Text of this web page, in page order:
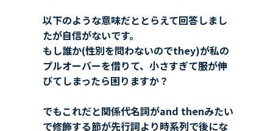
以下のような意味だととらえて回答しまし
たが自信がないです。
もし誰か(性別を問わないのでthey)が私の
プルオーバーを借りて、小さすぎて服が伸
びてしまったら困りますか？
でもこれだと関係代名詞がand thenみたい
で修飾する節が先行詞より時系列で後にな